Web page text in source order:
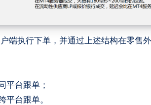
端执行下单，并通过上述结构在零售
平台跟单；
平台跟单。